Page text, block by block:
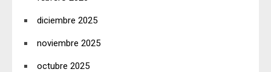
diciembre 2025
noviembre 2025
octubre 2025